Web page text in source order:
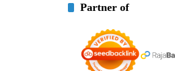
Partner of